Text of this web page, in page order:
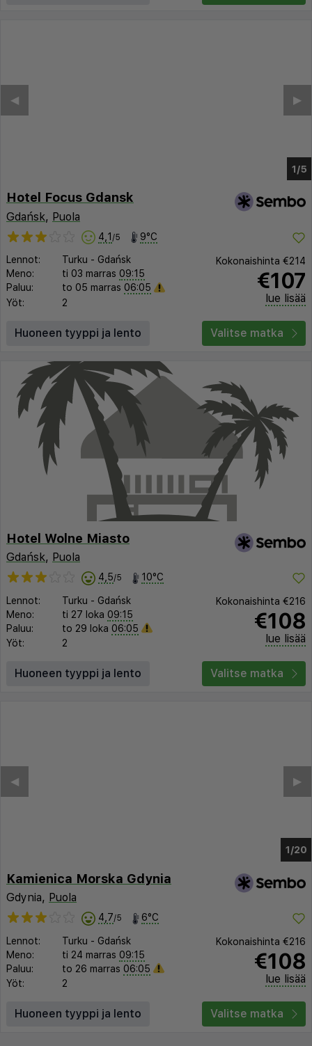
Hotel Focus Gdansk
Gdańsk, Puola
4,1 /5 9°C
Lennot: Turku - Gdańsk
Meno:
ti 03 marras 09:15
Paluu:
to 05 marras 06:05
Yöt:
2
Kokonaishinta €214
€107
lue lisää
Huoneen tyyppi ja lento Valitse matka
Hotel Wolne Miasto
Gdańsk, Puola
4,5/5 10°C
Lennot: Turku - Gdańsk
Meno:
ti 27 loka 09:15
Paluu:
to 29 loka 06:05
Yöt:
2
Kokonaishinta €216
€108
lue lisää
Huoneen tyyppi ja lento Valitse matka
1/15
▶︎
◀︎
Kamienica Morska Gdynia
Gdynia, Puola
4,7/5 6°C
Lennot: Turku - Gdańsk
Meno:
ti 24 marras 09:15
Paluu:
to 26 marras 06:05
Yöt:
2
Kokonaishinta €216
€108
lue lisää
Huoneen tyyppi ja lento Valitse matka